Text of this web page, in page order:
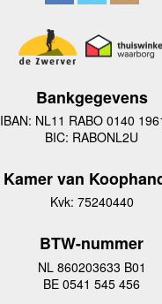
Bankgegevens
IBAN: NL11 RABO 0140
BIC: RABONL2U
Kamer van
Kvk: 75240440
BTW-nummer
NL 860203633 B01
BE 0541 545 456